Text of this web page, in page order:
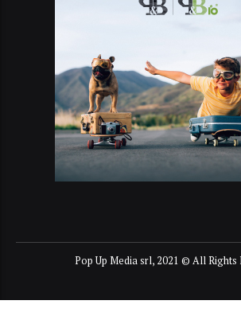
Pop Up Media srl, 2021 © All Rights